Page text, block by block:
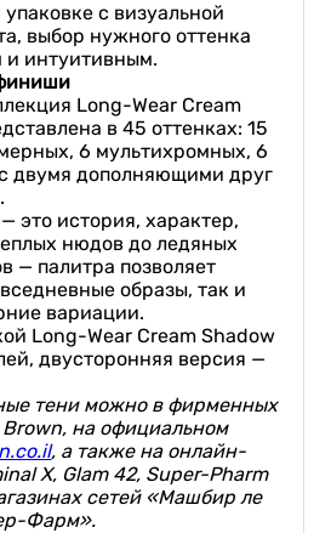
с визуальной
выбор нужного оттенка
и интуитивным.
Long-Wear Cream
в 45 оттенках: 15
6 мультихромных, 6
двумя дополняющими друг
это история, характер,
нюдов до ледяных
— палитра позволяет
образы, так и
вариации.
Long-Wear Cream Shadow
двусторонняя версия —
тени можно в фирменных
на официальном
, а также на онлайн-
X, Glam 42, Super-Pharm
сетей «Машбир ле
Фарм».